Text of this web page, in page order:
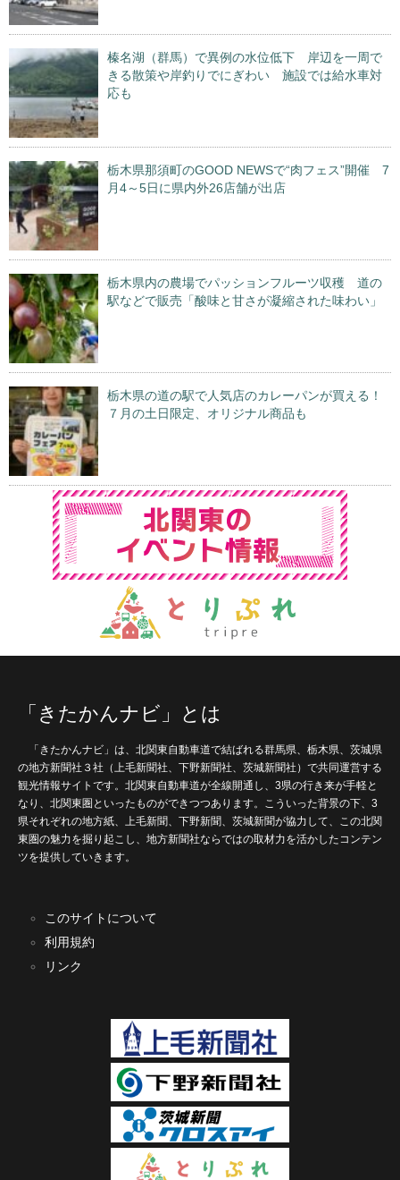
榛名湖（群馬）で異例の水位低下 岸辺を一周で
きる散策や岸釣りでにぎわい 施設では給水車対
応も
栃木県那須町のGOOD NEWSで“肉フェス”開催 7
月4～5日に県内外26店舗が出店
栃木県内の農場でパッションフルーツ収穫 道の
駅などで販売「酸味と甘さが凝縮された味わい」
栃木県の道の駅で人気店のカレーパンが買える！
７月の土日限定、オリジナル商品も
「きたかんナビ」とは
「きたかんナビ」は、北関東自動車道で結ばれる群馬県、栃木県、茨城県
の地方新聞社３社（上毛新聞社、下野新聞社、茨城新聞社）で共同運営する
観光情報サイトです。北関東自動車道が全線開通し、3県の行き来が手軽と
なり、北関東圏といったものができつつあります。こういった背景の下、3
県それぞれの地方紙、上毛新聞、下野新聞、茨城新聞が協力して、この北関
東圏の魅力を掘り起こし、地方新聞社ならではの取材力を活かしたコンテン
ツを提供していきます。
このサイトについて
利用規約
リンク